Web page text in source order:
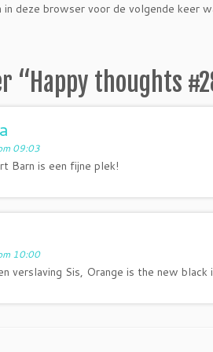
deze browser voor de volgende keer
“Happy thoughts
09:03
Barn is een fijne plek!
10:00
verslaving Sis, Orange is the new black